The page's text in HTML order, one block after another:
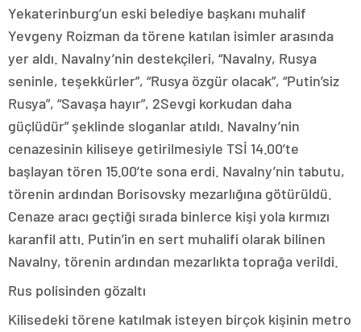
Yekaterinburg’un eski belediye başkanı muhalif
Yevgeny Roizman da törene katılan isimler arasında
yer aldı. Navalny’nin destekçileri, “Navalny, Rusya
seninle, teşekkürler”, “Rusya özgür olacak”, “Putin’siz
Rusya”, “Savaşa hayır”, 2Sevgi korkudan daha
güçlüdür” şeklinde sloganlar atıldı. Navalny’nin
cenazesinin kiliseye getirilmesiyle TSİ 14.00’te
başlayan tören 15.00’te sona erdi. Navalny’nin tabutu,
törenin ardından Borisovsky mezarlığına götürüldü.
Cenaze aracı geçtiği sırada binlerce kişi yola kırmızı
karanfil attı. Putin’in en sert muhalifi olarak bilinen
Navalny, törenin ardından mezarlıkta toprağa verildi.
Rus polisinden gözaltı
Kilisedeki törene katılmak isteyen birçok kişinin metro